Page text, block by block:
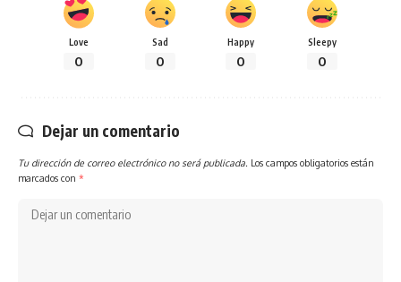
Love
0
Sad
0
Happy
0
Sleepy
0
Dejar un comentario
Tu dirección de correo electrónico no será publicada. Los campos obligatorios están
marcados con *